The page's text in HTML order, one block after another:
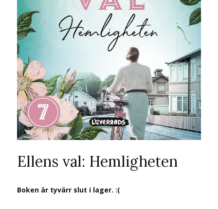
Ellens val: Hemligheten
Boken är tyvärr slut i lager. :(